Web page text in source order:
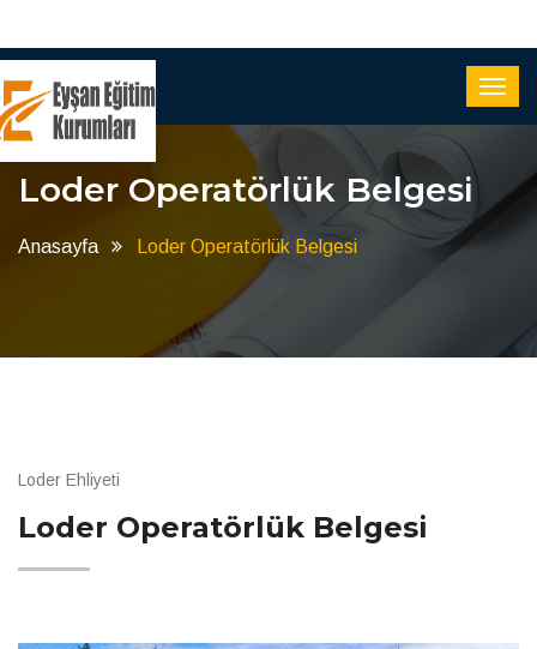
Loder Operatörlük Belgesi
Anasayfa Loder Operatörlük Belgesi
Loder Ehliyeti
Loder Operatörlük Belgesi